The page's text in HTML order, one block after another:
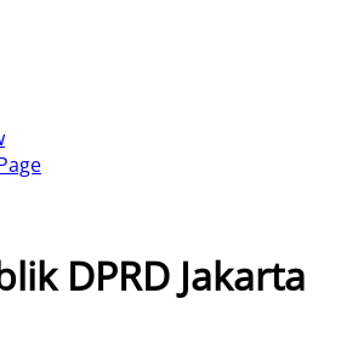
DPRD Jakarta